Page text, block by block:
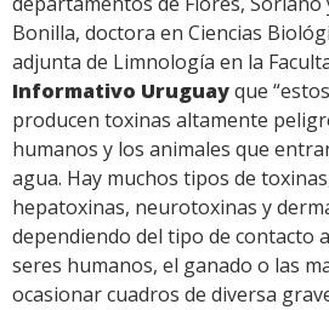
Bonilla, doctora en Ciencias
adjunta de Limnología en la
Informativo Uruguayque
producen toxinas altamente
humanos y los animales que
agua. Hay muchos tipos de
hepatoxinas, neurotoxinas y
dependiendo del tipo de contacto
seres humanos, el ganado o las
ocasionar cuadros de diversa